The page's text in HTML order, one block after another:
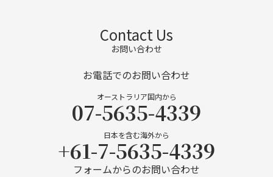
Contact Us
お問い合わせ
お電話でのお問い合わせ
オーストラリア国内から
07-5635-4339
日本を含む海外から
+61-7-5635-4339
フォームからのお問い合わせ